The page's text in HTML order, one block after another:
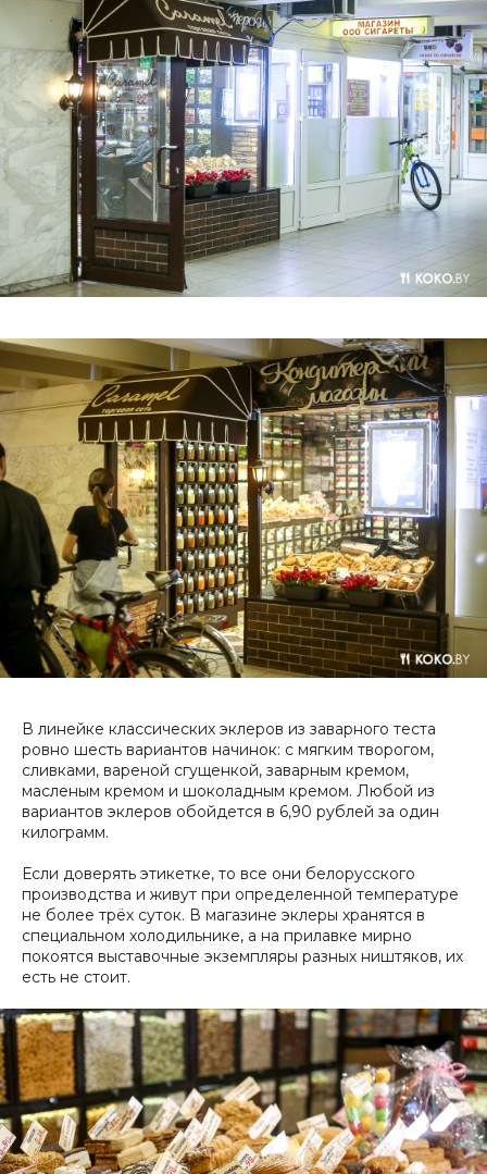
В линейке классических эклеров из заварного теста
ровно шесть вариантов начинок: с мягким творогом,
сливками, вареной сгущенкой, заварным кремом,
масленым кремом и шоколадным кремом. Любой из
вариантов эклеров обойдется в 6,90 рублей за один
килограмм.
Если доверять этикетке, то все они белорусского
производства и живут при определенной температуре
не более трёх суток. В магазине эклеры хранятся в
специальном холодильнике, а на прилавке мирно
покоятся выставочные экземпляры разных ништяков, их
есть не стоит.